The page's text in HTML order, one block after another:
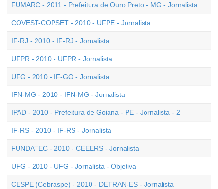
FUMARC - 2011 - Prefeitura de Ouro Preto - MG - Jornalista
COVEST-COPSET - 2010 - UFPE - Jornalista
IF-RJ - 2010 - IF-RJ - Jornalista
UFPR - 2010 - UFPR - Jornalista
UFG - 2010 - IF-GO - Jornalista
IFN-MG - 2010 - IFN-MG - Jornalista
IPAD - 2010 - Prefeitura de Goiana - PE - Jornalista - 2
IF-RS - 2010 - IF-RS - Jornalista
FUNDATEC - 2010 - CEEERS - Jornalista
UFG - 2010 - UFG - Jornalista - Objetiva
CESPE (Cebraspe) - 2010 - DETRAN-ES - Jornalista